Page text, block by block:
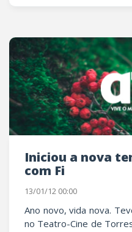
Iniciou a nova temporada do Café
com Fi
13/01/12 00:00
Ano novo, vida nova.
no Teatro-Cine de